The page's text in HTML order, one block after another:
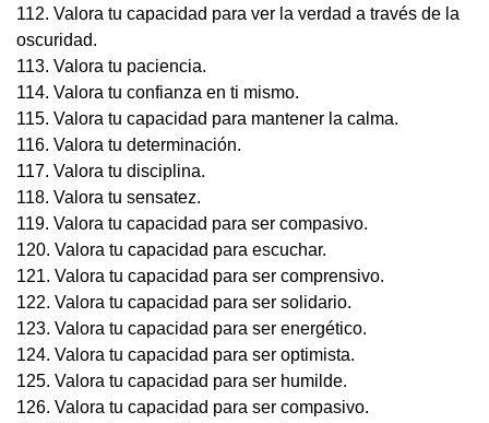
112. Valora tu capacidad para ver la verdad a través de la
oscuridad.
113. Valora tu paciencia.
114. Valora tu confianza en ti mismo.
115. Valora tu capacidad para mantener la calma.
116. Valora tu determinación.
117. Valora tu disciplina.
118. Valora tu sensatez.
119. Valora tu capacidad para ser compasivo.
120. Valora tu capacidad para escuchar.
121. Valora tu capacidad para ser comprensivo.
122. Valora tu capacidad para ser solidario.
123. Valora tu capacidad para ser energético.
124. Valora tu capacidad para ser optimista.
125. Valora tu capacidad para ser humilde.
126. Valora tu capacidad para ser compasivo.